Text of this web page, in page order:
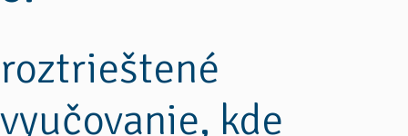
roztrieštené
vyučovanie, kde